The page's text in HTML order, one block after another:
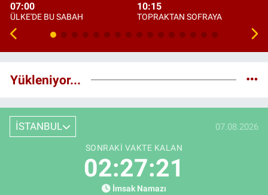
07:00
ÜLKE'DE BU SABAH
10:15
TOPRAKTAN SOFRAYA
Yükleniyor...
İSTANBUL 07.08.2026
SONRAKI VAKTE KALAN
02:27:21
İmsak Namazı